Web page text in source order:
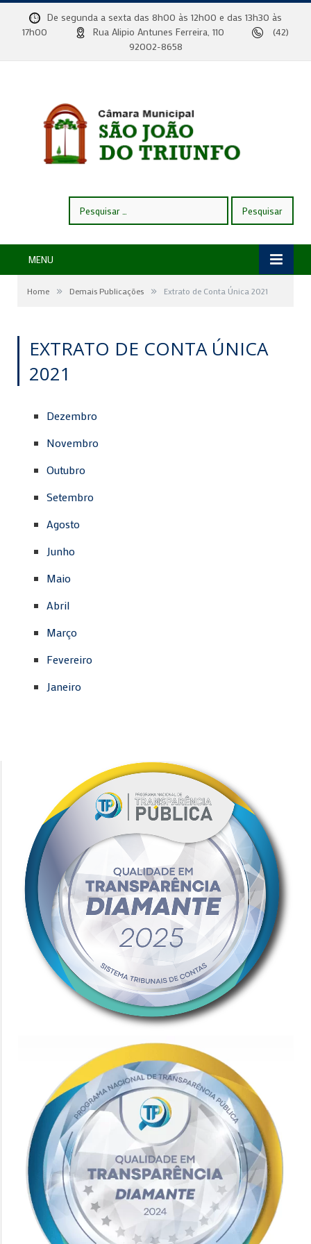
De segunda a sexta das 8h00 às 12h00 e das 13h30 às
17h00
Rua Alipio Antunes Ferreira, 110
(42)
92002-8658
por:
MENU
Home » Demais Publicações » Extrato de Conta Única 2021
EXTRATO DE CONTA ÚNICA
2021
Dezembro
Novembro
Outubro
Setembro
Agosto
Junho
Maio
Abril
Março
Fevereiro
Janeiro